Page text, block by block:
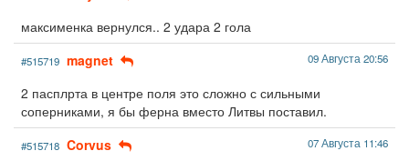
максименка вернулся.. 2 удара 2 гола
#515719 magnet 09 Августа 20:56
2 пасплрта в центре поля это сложно с сильными
соперниками, я бы ферна вместо Литвы поставил.
#515718 Corvus 07 Августа 11:46